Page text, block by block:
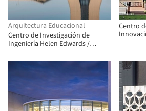
Arquitectura Educacional
Centro de Investigación de
Ingeniería Helen Edwards /
Centro
Group